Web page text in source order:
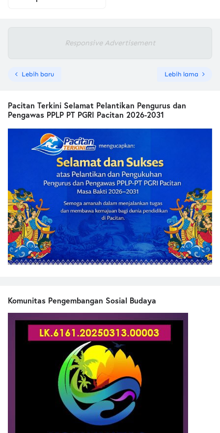
Responsive Advertisement
Lebih baru Lebih lama
Pacitan Terkini Selamat Pelantikan Pengurus dan
Pengawas PPLP PT PGRI Pacitan 2026-2031
Komunitas Pengembangan Sosial Budaya